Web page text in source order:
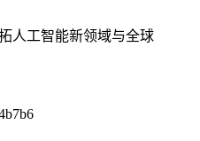
人工智能新领域与全球